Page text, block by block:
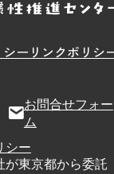
ー リンクポリシ
お問合せフォー
ム
シー
が東京都から委託